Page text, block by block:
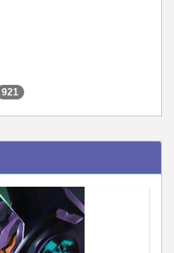
921